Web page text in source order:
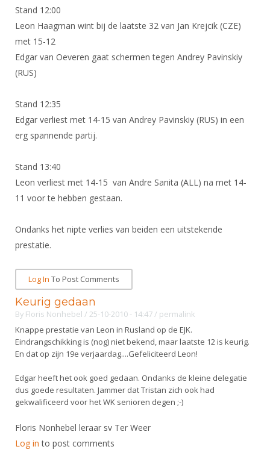
Gebruiksvoorwaarden
Handleiding
Historie
Sponsors en Partners
Organisatie
Bestuur
Ereleden
Leden van Verdiensten
Bondsbureau
Contact
Medewerkers
Samenwerking
Formulieren
Alle Verenigingen
Verenigingsondersteuning
Oprichting Vereniging
Wedstrijdsport
Ranglijsten
Inschrijven
Schermpaspoort
Wedstrijdkalender
NK's
JEC
Veteranenwedstrijden
Wedstrijdorganisatie
Nieuws
Aanvragen van scheidsrechters
Scheidsrechterslijst
Verwerk wedstrijduitslagen
Oranje
DBT
FBT
SBT
Atletencommissie
Internationale Titeltoernooien
Internationale aanmeldingen
Ouders en vereniging
Jeugdkampen
Nieuws
Nationale opleidingen
Opleidingen
Voor scheidsrechters
Nieuws
Scheidsrechterslijst
Scheidsrechter Documentatie
Opleidingen
Tuchtzaken
Archief
Infotheek
ALV
Touché
Schermforum
Contact
NK organiseren
Stand 12:00
Leon Haagman wint bij de laatste 32 van Jan Krejcik (CZE)
met 15-12
Edgar van Oeveren gaat schermen tegen Andrey Pavinskiy
(RUS)
Stand 12:35
Edgar verliest met 14-15 van Andrey Pavinskiy (RUS) in een
erg spannende partij.
Stand 13:40
Leon verliest met 14-15 van Andre Sanita (ALL) na met 14-
11 voor te hebben gestaan.
Ondanks het nipte verlies van beiden een uitstekende
prestatie.
Log In To Post Comments
Keurig gedaan
By Floris Nonhebel / 25-10-2010 - 14:47/ permalink
Knappe prestatie van Leon in Rusland op de EJK.
Eindrangschikking is (nog) niet bekend, maar laatste 12 is keurig.
En dat op zijn 19e verjaardag....Gefeliciteerd Leon!
Edgar heeft het ook goed gedaan. Ondanks de kleine delegatie
dus goede resultaten. Jammer dat Tristan zich ook had
gekwalificeerd voor het WK senioren degen ;-)
Floris Nonhebel leraar sv Ter Weer
Log in to post comments